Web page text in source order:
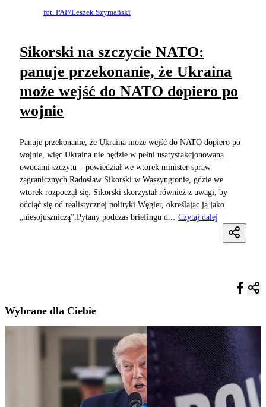
fot. PAP/Leszek Szymañski
Sikorski na szczycie NATO:
panuje przekonanie, że Ukraina
może wejść do NATO dopiero po
wojnie
Panuje przekonanie, że Ukraina może wejść do NATO dopiero po
wojnie, więc Ukraina nie będzie w pełni usatysfakcjonowana
owocami szczytu – powiedział we wtorek minister spraw
zagranicznych Radosław Sikorski w Waszyngtonie, gdzie we
wtorek rozpoczął się. Sikorski skorzystał również z uwagi, by
odciąć się od realistycznej polityki Węgier, określając ją jako
„niesojuszniczą”.Pytany podczas briefingu d...
Czytaj dalej
Wybrane dla Ciebie